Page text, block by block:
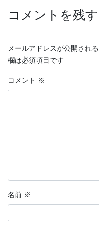
コメントを残す
メールアドレスが公開され
欄は必須項目です
コメント ※
名前 ※